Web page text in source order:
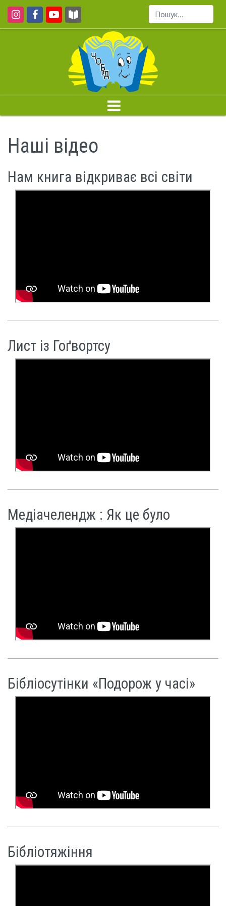
Пошук...
Наші відео
Нам книга відкриває всі світи
Лист із Гоґвортсу
Медіачелендж : Як це було
Бібліосутінки «Подорож у часі»
Бібліотяжіння